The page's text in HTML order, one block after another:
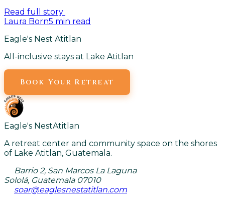
Read full story
Laura Born5 min read
Eagle's Nest Atitlan
All-inclusive stays at Lake Atitlan
Book Your Retreat
Eagle's NestAtitlan
A retreat center and community space on the shores
of Lake Atitlan, Guatemala.
Barrio 2, San Marcos La Laguna
Sololá, Guatemala 07010
soar@eaglesnestatitlan.com